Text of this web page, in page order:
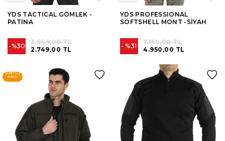
YDS TACTICAL GÖMLEK -
PATİNA
%30 2.749,00 TL
3.949,00 TL
YDS PROFESSIONAL
SOFTSHELL MONT -SİYAH
%31 4.950,00 TL
7.150,00 TL
ÜCRETSIZ
KARGO